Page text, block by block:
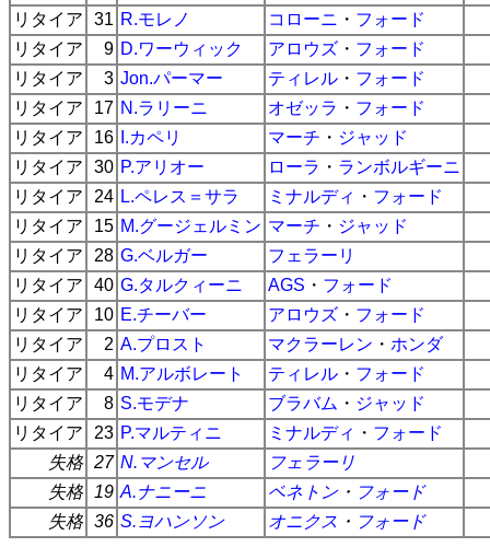
リタイア
31 R.モレノ コローニ ・ フォード
リタイア
9 D.ワーウィック アロウズ ・ フォード
リタイア
3 Jon.パーマー ティレル ・ フォード
リタイア
17 N.ラリーニ オゼッラ ・ フォード
リタイア
16 I.カペリ マーチ ・ ジャッド
リタイア
30 P.アリオー ローラ ・ ランボルギーニ
リタイア
24 L.ペレス＝サラ ミナルディ ・ フォード
リタイア
15 M.グージェルミン マーチ ・ ジャッド
リタイア
28 G.ベルガー
フェラーリ
リタイア
40 G.タルクィーニ AGS ・ フォード
リタイア
10 E.チーバー アロウズ ・ フォード
リタイア
2 A.プロスト マクラーレン ・ ホンダ
リタイア
4 M.アルボレート ティレル ・ フォード
リタイア
8 S.モデナ ブラバム ・ ジャッド
リタイア
23 P.マルティニ ミナルディ ・ フォード
失格 27 N.マンセル
フェラーリ
失格
19 A.ナニーニ ベネトン・ フォード
失格 36 S.ヨハンソン オニクス ・ フォード